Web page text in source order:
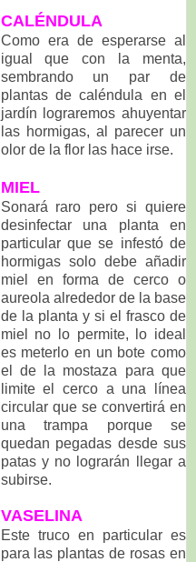
CALÉNDULA
Como era de esperarse al
igual que con la menta,
sembrando un par de
plantas de caléndula en el
jardín lograremos ahuyentar
las hormigas, al parecer un
olor de la flor las hace irse.
MIEL
Sonará raro pero si quiere
desinfectar una planta en
particular que se infestó de
hormigas solo debe añadir
miel en forma de cerco o
aureola alrededor de la base
de la planta y si el frasco de
miel no lo permite, lo ideal
es meterlo en un bote como
el de la mostaza para que
limite el cerco a una línea
circular que se convertirá en
una trampa porque se
quedan pegadas desde sus
patas y no lograrán llegar a
subirse.
VASELINA
Este truco en particular es
para las plantas de rosas en